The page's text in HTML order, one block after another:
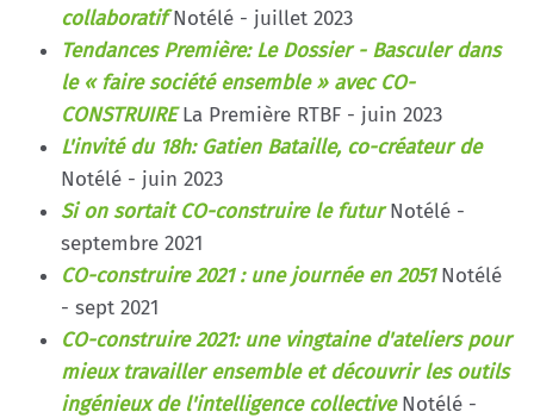
collaboratifNotélé - juillet 2023
Tendances Première: Le Dossier - Basculer dans
le « faire société ensemble » avec CO-
CONSTRUIRELa Première RTBF - juin 2023
L'invité du 18h: Gatien Bataille, co-créateur de
Notélé - juin 2023
Si on sortait CO-construire le futurNotélé -
septembre 2021
CO-construire 2021 : une journée en 2051Notélé
- sept 2021
CO-construire 2021: une vingtaine d'ateliers pour
mieux travailler ensemble et découvrir les outils
ingénieux de l'intelligence collectiveNotélé -